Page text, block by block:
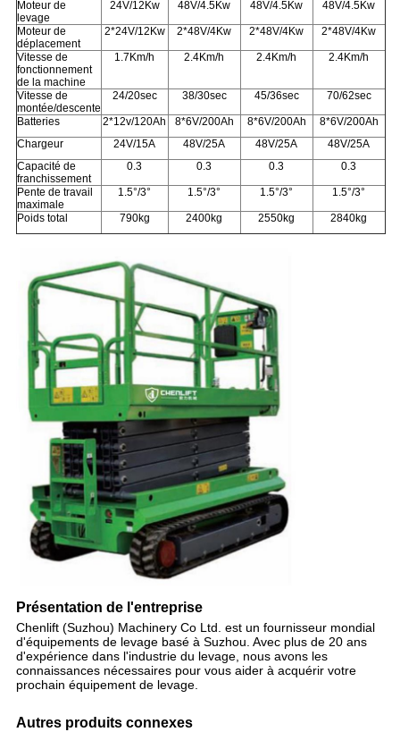
Moteur de
levage
24V/12Kw 48V/4.5Kw 48V/4.5Kw 48V/4.5Kw
Moteur de
déplacement
2*24V/12Kw 2*48V/4Kw 2*48V/4Kw 2*48V/4Kw
Vitesse de
fonctionnement
de la machine
1.7Km/h 2.4Km/h 2.4Km/h 2.4Km/h
Vitesse de
montée/descente
24/20sec 38/30sec 45/36sec 70/62sec
Batteries 2*12v/120Ah 8*6V/200Ah 8*6V/200Ah
8*6V/200Ah
Chargeur
24V/15A 48V/25A 48V/25A
48V/25A
Capacité de
franchissement
0.3 0.3 0.3 0.3
Pente de travail
maximale
1.5°/3° 1.5°/3° 1.5°/3° 1.5°/3°
Poids total 790kg 2400kg 2550kg 2840kg
Présentation de l'entreprise
Chenlift (Suzhou) Machinery Co Ltd. est un fournisseur mondial
d'équipements de levage basé à Suzhou. Avec plus de 20 ans
d'expérience dans l'industrie du levage, nous avons les
connaissances nécessaires pour vous aider à acquérir votre
prochain équipement de levage.
Autres produits connexes